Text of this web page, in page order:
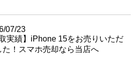
07/23
取実績】iPhone 15をお売りいただ
た！スマホ売却なら当店へ